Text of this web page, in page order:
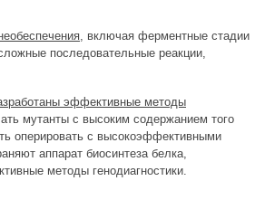
, включая ферментные стадии
последовательные реакции,
эффективные методы
мутанты с высоким содержанием того
оперировать с высокоэффективными
аппарат биосинтеза белка,
методы генодиагностики.